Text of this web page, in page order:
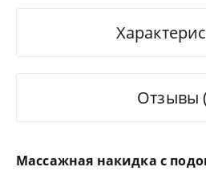
Отзывы
Массажная накидка с